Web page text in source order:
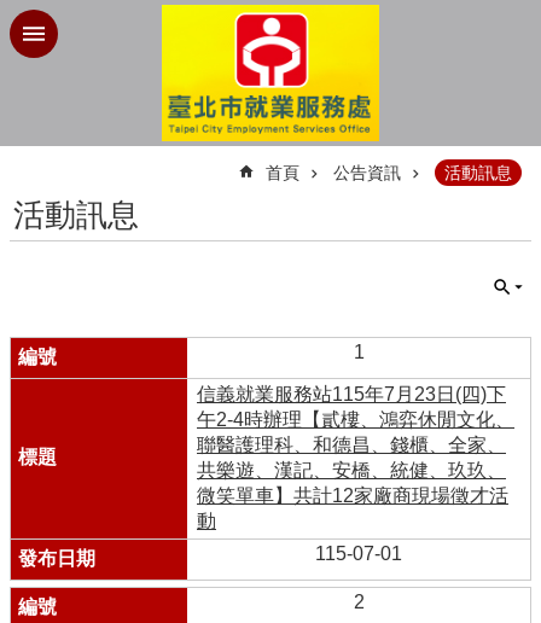
跳到主要內容區塊
首頁 公告資訊 活動訊息
活動訊息
1
信義就業服務站115年7月23日(四)下
午2-4時辦理【貳樓、鴻弈休閒文化、
聯醫護理科、和德昌、錢櫃、全家、
共樂遊、漢記、安橋、統健、玖玖、
微笑單車】共計12家廠商現場徵才活
動
115-07-01
2